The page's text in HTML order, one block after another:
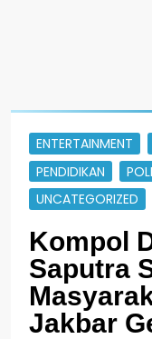
ENTERTAINMENT
PENDIDIKAN
UNCATEGORIZED
Kompol
Saputra
Jakbar